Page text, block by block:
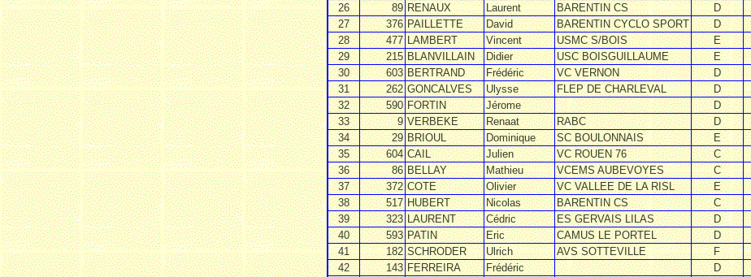
26
89 RENAUX Laurent BARENTIN CS D
27
376 PAILLETTE David BARENTIN CYCLO SPORT D
28
477 LAMBERT Vincent USMC S/BOIS E
29
215 BLANVILLAIN Didier USC BOISGUILLAUME E
30
603 BERTRAND Frédéric VC VERNON D
31
262 GONCALVES Ulysse FLEP DE CHARLEVAL D
32
590 FORTIN Jérome D
33
9 VERBEKE Renaat RABC D
34
29 BRIOUL Dominique SC BOULONNAIS E
35
604 CAIL Julien VC ROUEN 76 C
36
86 BELLAY Mathieu VCEMS AUBEVOYES C
37
372 COTE Olivier VC VALLEE DE LA RISL E
38
517 HUBERT Nicolas BARENTIN CS C
39
323 LAURENT Cédric ES GERVAIS LILAS D
40
593 PATIN Eric CAMUS LE PORTEL D
41
182 SCHRODER Ulrich AVS SOTTEVILLE F
42
143 FERREIRA Frédéric D